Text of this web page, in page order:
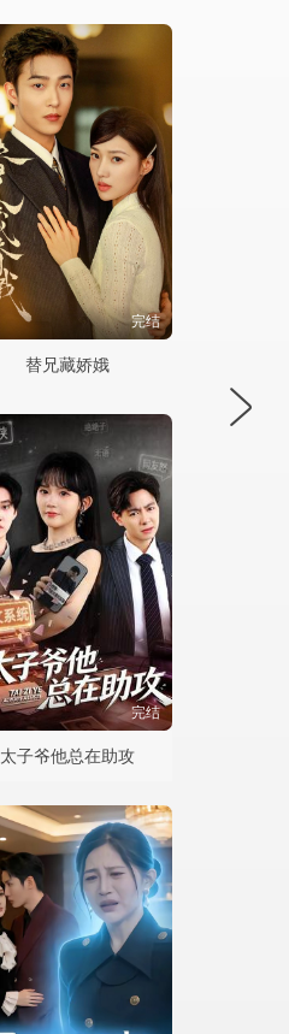
完结
替兄藏娇娥
完结
太子爷他总在助攻